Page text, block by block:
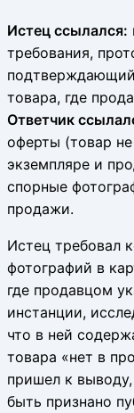
Истец ссылался:
требования,
товара, где
Ответчик
оферты (товар
экземпляре и
спорные
продажи.
Истец требовал
фотографий в
где продавцом
инстанции,
что в ней
товара «нет в
пришел к
быть признано